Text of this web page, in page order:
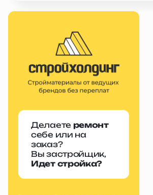
Делаете ремонт
себе или на
заказ?
Вы застройщик,
Идет стройка?